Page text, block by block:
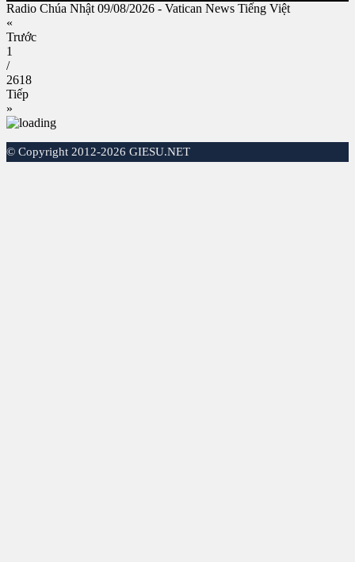
Radio Chúa Nhật 09/08/2026 - Vatican News Tiếng Việt
«
Trước
1
/
2618
Tiếp
»
© Copyright 2012-2026 GIESU.NET